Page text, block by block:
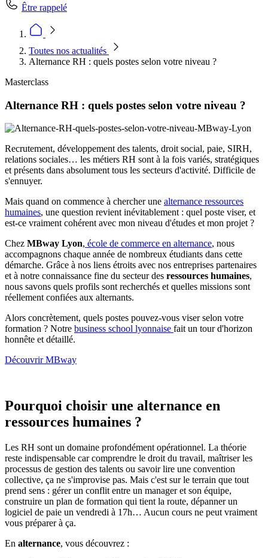
Être rappelé
Toutes nos actualités
Alternance RH : quels postes selon votre niveau ?
Masterclass
Alternance RH : quels postes selon votre niveau ?
Recrutement, développement des talents, droit social, paie, SIRH,
relations sociales… les métiers RH sont à la fois variés, stratégiques
et présents dans absolument tous les secteurs d'activité. Difficile de
s'ennuyer.
Mais quand on commence à chercher une alternance ressources
humaines, une question revient inévitablement : quel poste viser, et
est-ce vraiment cohérent avec mon niveau d'études et mon projet ?
Chez MBway Lyon, école de commerce en alternance, nous
accompagnons chaque année de nombreux étudiants dans cette
démarche. Grâce à nos liens étroits avec nos entreprises partenaires
et à notre connaissance fine du secteur des ressources humaines,
nous savons quels profils sont recherchés et quelles missions sont
réellement confiées aux alternants.
Alors concrètement, quels postes pouvez-vous viser selon votre
formation ? Notre business school lyonnaise fait un tour d'horizon
honnête et détaillé.
Découvrir MBway
Pourquoi choisir une alternance en
ressources humaines ?
Les RH sont un domaine profondément opérationnel. La théorie
reste indispensable car comprendre le droit du travail, maîtriser les
processus de gestion des talents ou savoir lire une convention
collective, ça ne s'improvise pas. Mais c'est sur le terrain que tout
prend sens : gérer un conflit entre un manager et son équipe,
construire un plan de formation qui tient la route, dépanner un
logiciel de paie un vendredi à 17h… Aucun cours ne peut vraiment
vous préparer à ça.
En alternance, vous découvrez :